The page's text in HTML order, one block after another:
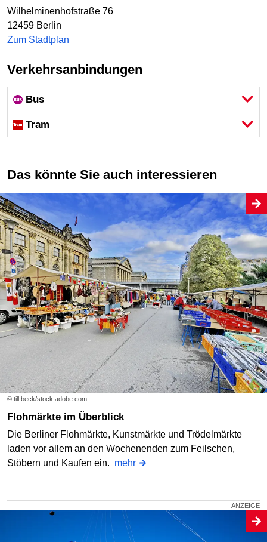
Wilhelminenhofstraße 76
12459 Berlin
Zum Stadtplan
Verkehrsanbindungen
Bus
Tram
Das könnte Sie auch interessieren
© till beck/stock.adobe.com
Flohmärkte im Überblick
Die Berliner Flohmärkte, Kunstmärkte und Trödelmärkte
laden vor allem an den Wochenenden zum Feilschen,
Stöbern und Kaufen ein. mehr